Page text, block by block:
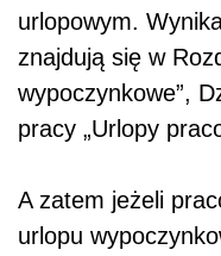
urlopowym.
znajdują się w
wypoczynkowe”,
pracy „Urlopy
A zatem jeżeli
urlopu